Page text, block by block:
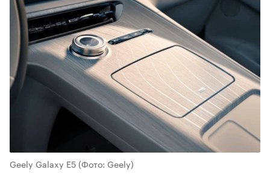
Geely Galaxy E5(Фото: Geely)